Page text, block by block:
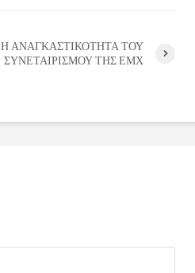
Η ΑΝΑΓΚΑΣΤΙΚΟΤΗΤΑ ΤΟΥ
ΣΥΝΕΤΑΙΡΙΣΜΟΥ ΤΗΣ ΕΜΧ